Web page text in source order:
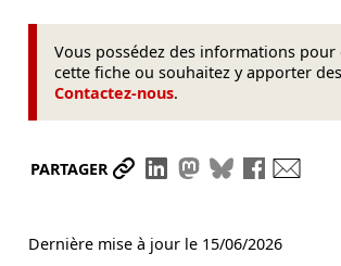
Vous possédez des informations
cette fiche ou souhaitez y apporter
Contactez-nous.
PARTAGER Partager le lien
Partager sur
Partager sur
Partager
Dernière mise à jour le 15/06/2026